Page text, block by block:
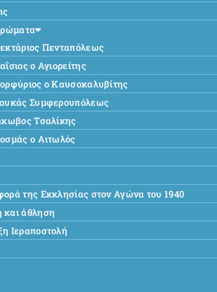
Πενταπόλεως
ο Αγιορείτης
ο Καυσοκαλυβίτης
Συμφερουπόλεως
Τσαλίκης
ο Αιτωλός
της Εκκλησίας στον Αγώνα του 1940
άθληση
Ιεραποστολή